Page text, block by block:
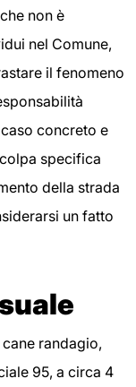
non è
nel Comune,
il fenomeno
concreto e
specifica
della strada
un fatto
randagio,
95, a circa 4